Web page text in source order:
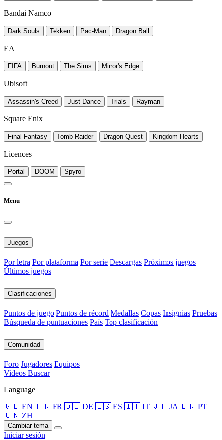
Bandai Namco
Dark Souls Tekken Pac-Man Dragon Ball
EA
FIFA Burnout The Sims Mirror's Edge
Ubisoft
Assassin's Creed Just Dance Trials Rayman
Square Enix
Final Fantasy Tomb Raider Dragon Quest Kingdom Hearts
Licences
Portal DOOM Spyro
Menu
Juegos
Por letra Por plataforma Por serie Descargas Próximos juegos
Últimos juegos
Clasificaciones
Puntos de juego Puntos de récord Medallas Copas Insignias Pruebas
Búsqueda de puntuaciones País Top clasificación
Comunidad
Foro Jugadores Equipos
Videos Buscar
Language
🇬🇧 EN 🇫🇷 FR 🇩🇪 DE 🇪🇸 ES 🇮🇹 IT 🇯🇵 JA 🇧🇷 PT
🇨🇳 ZH
Cambiar tema
Iniciar sesión